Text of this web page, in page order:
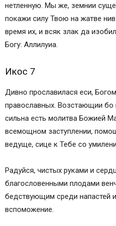
нетленную. Мы же, земнии
покажи силу Твою на жатве
время их, и всяк злак да
Богу: Аллилуиа.
Икос 7
Дивно прославилася еси,
православных. Возстающии бо
сильна есть молитва Божией
всемощном заступлении,
ведуще, сице к Тебе со
Радуйся, чистых руками и
благословенными плодами
бедствующим среди напастей
вспоможение.